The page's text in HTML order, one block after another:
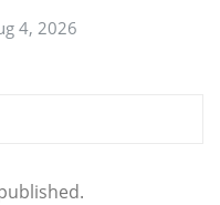
4, 2026